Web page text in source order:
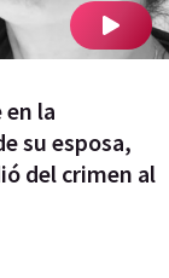
la
su esposa,
del crimen al